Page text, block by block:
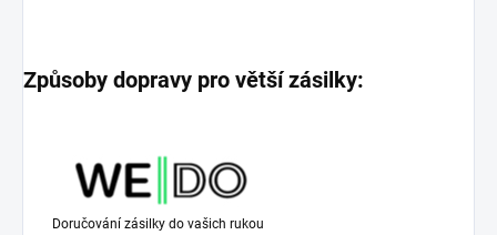
Způsoby dopravy pro větší zásilky:
Doručování zásilky do vašich rukou